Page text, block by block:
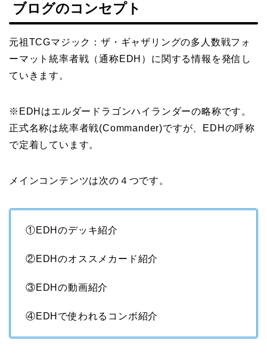
ブログのコンセプト
元祖TCGマジック：ザ・ギャザリングの多人数戦フォ
ーマット統率者戦（通称EDH）に関する情報を発信し
ていきます。
※EDHはエルダードラゴンハイランダーの略称です。
正式名称は統率者戦(Commander)ですが、EDHの呼称
で定着しています。
メインコンテンツは次の４つです。
①EDHのデッキ紹介
②EDHのオススメカード紹介
③EDHの動画紹介
④EDHで使われるコンボ紹介